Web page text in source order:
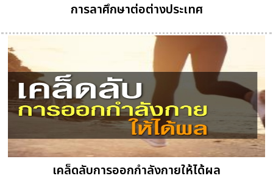
การลาศึกษาต่อต่างประเทศ
เคล็ดลับการออกกำลังกายให้ได้ผล